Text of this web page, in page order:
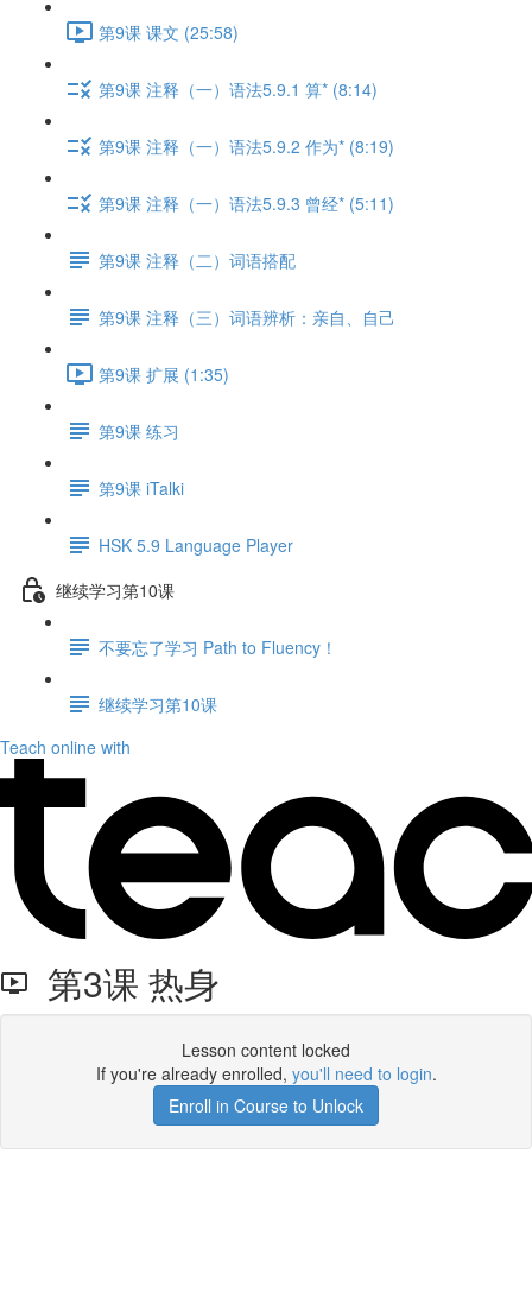
第9课 课文 (25:58)
第9课 注释（一）语法5.9.1 算* (8:14)
第9课 注释（一）语法5.9.2 作为* (8:19)
第9课 注释（一）语法5.9.3 曾经* (5:11)
第9课 注释（二）词语搭配
第9课 注释（三）词语辨析：亲自、自己
第9课 扩展 (1:35)
第9课 练习
第9课 iTalki
HSK 5.9 Language Player
继续学习第10课
不要忘了学习 Path to Fluency！
继续学习第10课
Teach online with
第3课 热身
Lesson content locked
If you're already enrolled, you'll need to login.
Enroll in Course to Unlock